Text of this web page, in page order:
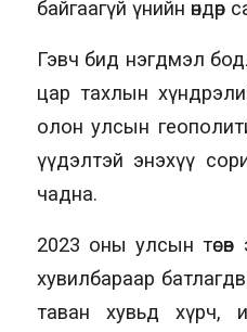
байгаагүй үнийн
Гэвч бид нэгдмэл
цар тахлын
олон улсын
үүдэлтэй энэхүү
чадна.
2023 оны улсын төсөв
хувилбараар
таван хувьд хүрч,